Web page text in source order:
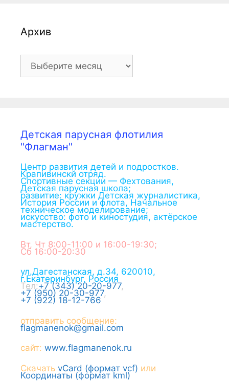
Архив
Архив
Детская парусная флотилия
"Флагман"
Центр развития детей и подростков.
Крапивинскй отряд.
Спортивные секции — Фехтования,
Детская парусная школа;
развитие: кружки Детская журналистика,
История России и флота, Начальное
техническое моделирование;
искусство: фото и киностудия, актёрское
мастерство.
Вт, Чт 8:00-11:00 и 16:00-19:30;
Сб 16:00-20:30
ул.Дагестанская, д.34, 620010,
г.Екатеринбург, Россия
Тел:+7 (343) 20-20-977,
+7 (950) 20-30-977,
+7 (922) 18-12-766
отправить сообщение:
flagmanenok@gmail.com
сайт: www.flagmanenok.ru
Скачать vCard (формат vcf) или
Координаты (формат kml)